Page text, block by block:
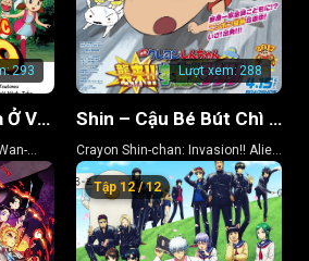
293
Doraemon: Nobita Ở Vương Quốc Chó Mèo
Lượt xem: 288
Shin – Cậu Bé Bút Chì 25
Crayon Shin-chan: Invasion!! Alien
Shiriri
Tập 12 / 12